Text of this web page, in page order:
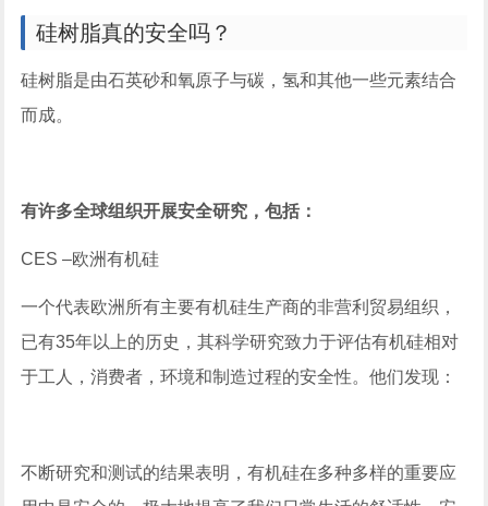
硅树脂真的安全吗？
硅树脂是由石英砂和氧原子与碳，氢和其他一些元素结合
而成。
有许多全球组织开展安全研究，包括：
CES –欧洲有机硅
一个代表欧洲所有主要有机硅生产商的非营利贸易组织，
已有35年以上的历史，其科学研究致力于评估有机硅相对
于工人，消费者，环境和制造过程的安全性。他们发现：
不断研究和测试的结果表明，有机硅在多种多样的重要应